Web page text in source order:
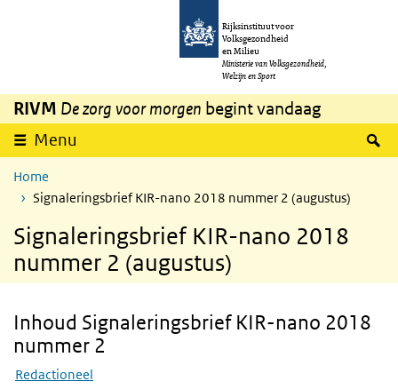
Overslaan en naar de inhoud gaan
Rijksinstituut voor
Volksgezondheid
en Milieu
Ministerie van Volksgezondheid,
Welzijn en Sport
RIVM De zorg voor morgen begint vandaag
Menu
Home
Signaleringsbrief KIR-nano 2018 nummer 2 (augustus)
Signaleringsbrief KIR-nano 2018
nummer 2 (augustus)
Skip Inhoud Signaleringsbrief KIR-nano 2018 nummer 2
Inhoud Signaleringsbrief KIR-nano 2018
nummer 2
Redactioneel